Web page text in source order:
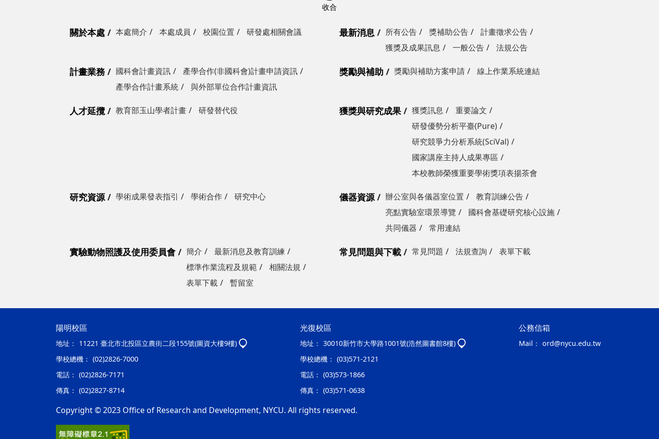
關於本處 本處簡介 本處成員 校園位置 研發處相關會議 最新消息 所有公告 獎補助公告
計畫徵求公告
獲獎及成果訊息
一般公告 法規公告
計畫業務 國科會計畫資訊
產學合作(非國科會)計畫申請資訊
產學合作計畫系統
與外部單位合作計畫資訊
獎勵與補助 獎勵與補助方案申請 線上作業系統連結
人才延攬 教育部玉山學者計畫 研發替代役 獲獎與研究成果 獲獎訊息
重要論文
研發優勢分析平臺(Pure)
研究競爭力分析系統(SciVal)
國家講座主持人成果專區
本校教師榮獲重要學術獎項表揚茶會
研究資源 學術成果發表指引 學術合作 研究中心 儀器資源 辦公室與各儀器室位置
教育訓練公告
亮點實驗室環景導覽
國科會基礎研究核心設施
共同儀器
常用連結
實驗動物照護及使用委員會 簡介
最新消息及教育訓練
標準作業流程及規範
相關法規
表單下載
暫留室
常見問題與下載 常見問題 法規查詢 表單下載
陽明校區
地址：
11221 臺北市北投區立農街二段155號(圖資大樓9樓)
學校總機： (02)2826-7000
電話： (02)2826-7171
傳真： (02)2827-8714
光復校區
地址： 30010新竹市大學路1001號(浩然圖書館8樓)
學校總機： (03)571-2121
電話： (03)573-1866
傳真： (03)571-0638
公務信箱
Mail： ord@nycu.edu.tw
Copyright © 2023 Office of Research and Development, NYCU. All rights reserved.